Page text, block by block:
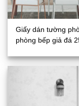
Giấy dán tường
phòng bếp giả đá